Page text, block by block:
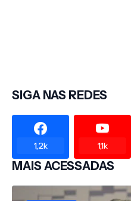
SIGA NAS REDES
1,2k 1,1k
MAIS ACESSADAS